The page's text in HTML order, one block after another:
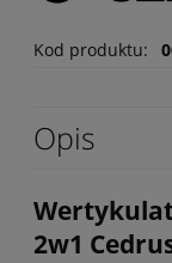
Kod produktu:
Opis
2w1